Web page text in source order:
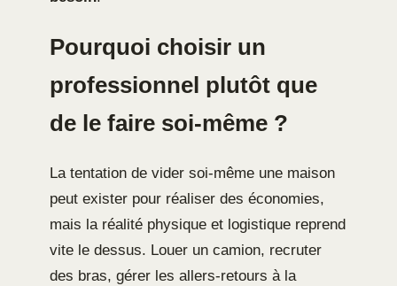
Pourquoi choisir un
professionnel plutôt que
de le faire soi-même ?
La tentation de vider soi-même une maison
peut exister pour réaliser des économies,
mais la réalité physique et logistique reprend
vite le dessus. Louer un camion, recruter
des bras, gérer les allers-retours à la